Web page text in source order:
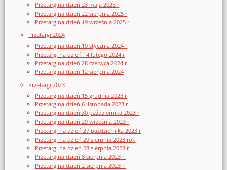
Przetarg na dzień 23 maja 2025 r
Przetarg na dzień 22 sierpnia 2025 r
Przetarg na dzień 19 września 2025 r
Przetargi 2024
Przetarg na dzień 19 stycznia 2024 r
Przetargi na dzień 14 lutego 2024 r
Przetarg na dzień 28 czerwca 2024 r
Przetarg na dzień 12 sierpnia 2024
Przetargi 2023
Przetarg na dzień 15 grudnia 2023 r
Przetarg na dzień 6 listopada 2023 r
Przetarg na dzień 30 października 2023 r
Przetarg na dzień 29 września 2023 r
Przetargi na dzień 27 października 2023 r
Przetargi na dzień 29 sierpnia 2023 rok
Przetargi na dzień 28 sierpnia 2023 r
Przetarg na dzień 8 sierpnia 2023 r.
Przetarg na dzień 2 sierpnia 2023 r.